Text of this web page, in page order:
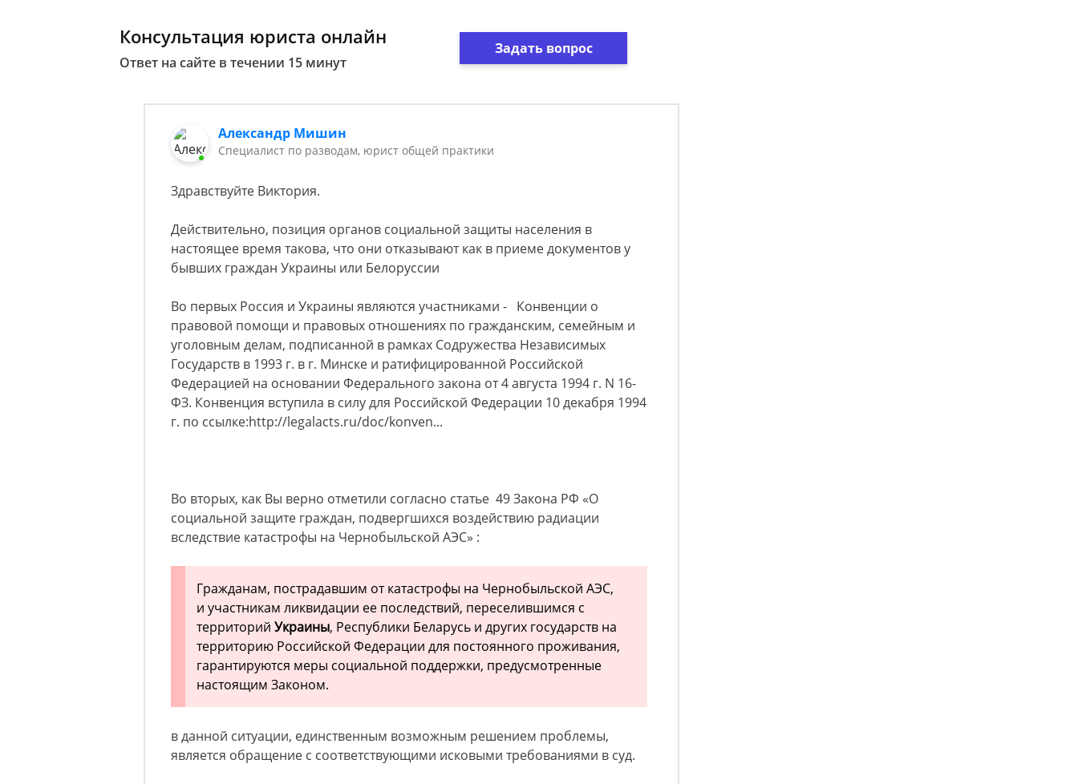
Консультация юриста онлайн
Ответ на сайте в течении 15 минут
Задать вопрос
Александр Мишин
Специалист по разводам, юрист общей практики
Здравствуйте Виктория.
Действительно, позиция органов социальной защиты населения в
настоящее время такова, что они отказывают как в приеме документов у
бывших граждан Украины или Белоруссии
Во первых Россия и Украины являются участниками - Конвенции о
правовой помощи и правовых отношениях по гражданским, семейным и
уголовным делам, подписанной в рамках Содружества Независимых
Государств в 1993 г. в г. Минске и ратифицированной Российской
Федерацией на основании Федерального закона от 4 августа 1994 г. N 16-
ФЗ. Конвенция вступила в силу для Российской Федерации 10 декабря 1994
г. по ссылке:http://legalacts.ru/doc/konven...
Во вторых, как Вы верно отметили согласно статье 49 Закона РФ «О
социальной защите граждан, подвергшихся воздействию радиации
вследствие катастрофы на Чернобыльской АЭС» :
Гражданам, пострадавшим от катастрофы на Чернобыльской АЭС,
и участникам ликвидации ее последствий, переселившимся с
территорий Украины, Республики Беларусь и других государств на
территорию Российской Федерации для постоянного проживания,
гарантируются меры социальной поддержки, предусмотренные
настоящим Законом.
в данной ситуации, единственным возможным решением проблемы,
является обращение с соответствующими исковыми требованиями в суд.